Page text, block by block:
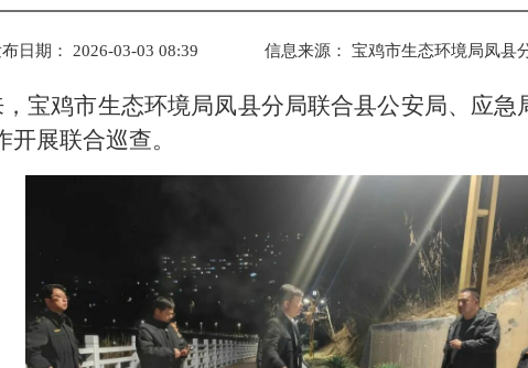
日期： 2026-03-03 08:39 信息来源： 宝鸡市生态环境局凤县
，宝鸡市生态环境局凤县分局联合县公安局、应
展联合巡查。